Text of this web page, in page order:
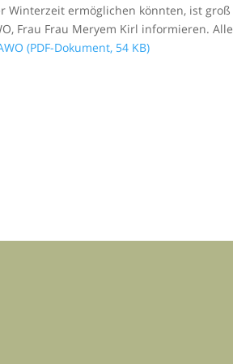
Winterzeit ermöglichen könnten, ist groß
Frau Frau Meryem Kirl informieren. Alle
(PDF-Dokument, 54 KB)